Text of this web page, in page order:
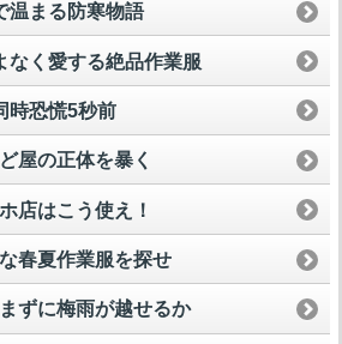
まる防寒物語
く愛する絶品作業服
恐慌5秒前
屋の正体を暴く
店はこう使え！
春夏作業服を探せ
に梅雨が越せるか